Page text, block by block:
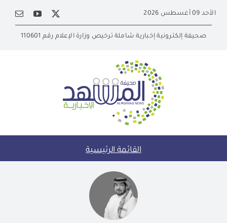
content
الأحد 09 أغسطس 2026
صحيفة إلكترونية إخبارية شاملة ترخيص وزارة الإعلام رقم 110601
القائمة الرئيسية